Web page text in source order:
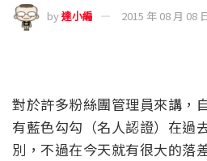
by達小編 2015 年 08 月 08
對於許多粉絲團管理員來講，
有藍色勾勾（名人認證）在過
別，不過在今天就有很大的落